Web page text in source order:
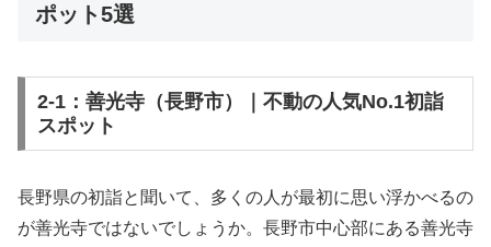
ポット5選
2-1：善光寺（長野市）｜不動の人気No.1初詣
スポット
長野県の初詣と聞いて、多くの人が最初に思い浮かべるの
が善光寺ではないでしょうか。長野市中心部にある善光寺